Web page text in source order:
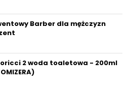
Barber dla mężczyzn
2 woda toaletowa - 200ml